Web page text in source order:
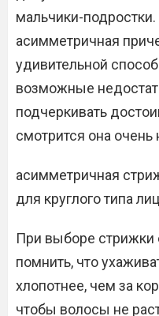
мальчики-
асимметричная
удивительной
возможные
подчеркивать
смотрится она
асимметричная
для круглого типа
При выборе
помнить, что
хлопотнее, чем за
чтобы волосы не